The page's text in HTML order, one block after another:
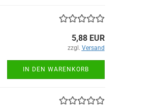
5,88 EUR
zzgl. Versand
IN DEN WARENKORB